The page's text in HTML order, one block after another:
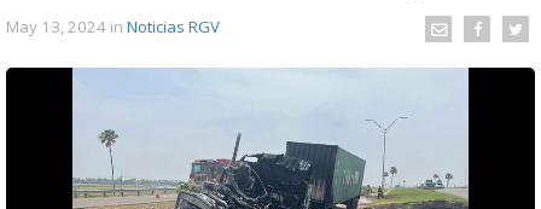
May 13, 2024 in Noticias RGV